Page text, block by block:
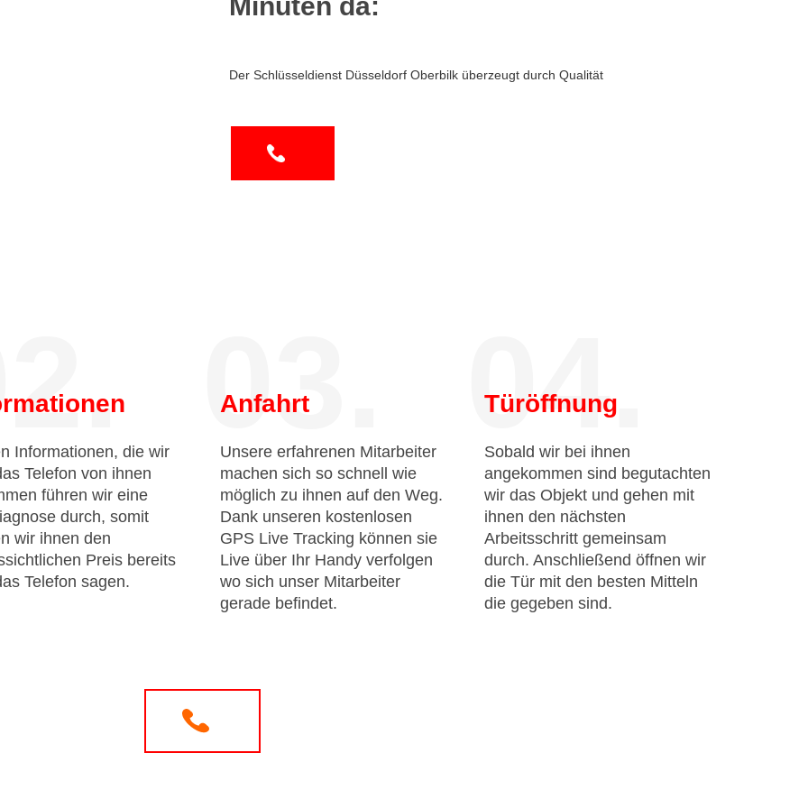
Der Schlüsseldienst Düsseldorf Oberbilk überzeugt durch Qualität
Informationen, die wir
Telefon von ihnen
führen wir eine
durch, somit
wir ihnen den
Preis bereits
Telefon sagen.
03.
Anfahrt
Unsere erfahrenen Mitarbeiter
machen sich so schnell wie
möglich zu ihnen auf den Weg.
Dank unseren kostenlosen
GPS Live Tracking können sie
Live über Ihr Handy verfolgen
wo sich unser Mitarbeiter
gerade befindet.
04.
Türöffnung
Sobald wir bei ihnen
angekommen sind begutachten
wir das Objekt und gehen mit
ihnen den nächsten
Arbeitsschritt gemeinsam
durch. Anschließend öffnen wir
die Tür mit den besten Mitteln
die gegeben sind.